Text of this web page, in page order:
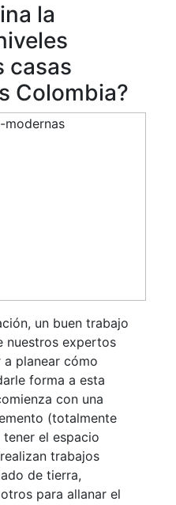
la
casas
Colombia?
un buen trabajo
nuestros expertos
planear cómo
forma a esta
con una
(totalmente
el espacio
trabajos
de tierra,
para allanar el